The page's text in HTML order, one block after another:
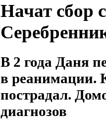
Начат сбор
В 2 года Даня
в реанимации.
пострадал.
диагнозов